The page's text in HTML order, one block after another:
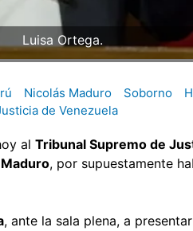
Luisa Ortega.
Nicolás Maduro Soborno
de Venezuela
al Tribunal Supremo de
, por supuestamente
, ante la sala plena, a